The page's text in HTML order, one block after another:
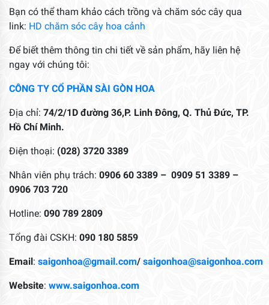
Bạn có thể tham khảo cách trồng và chăm sóc cây qua
link: HD chăm sóc cây hoa cảnh
Để biết thêm thông tin chi tiết về sản phẩm, hãy liên hệ
ngay với chúng tôi:
CÔNG TY CỔ PHẦN SÀI GÒN HOA
Địa chỉ: 74/2/1D đường 36,P. Linh Đông, Q. Thủ Đức, TP.
Hồ Chí Minh.
Điện thoại: (028) 3720 3389
Nhân viên phụ trách: 0906 60 3389 – 0909 51 3389 –
0906 703 720
Hotline: 090 789 2809
Tổng đài CSKH: 090 180 5859
Email: saigonhoa@gmail.com/ saigonhoa@saigonhoa.com
Website: www.saigonhoa.com